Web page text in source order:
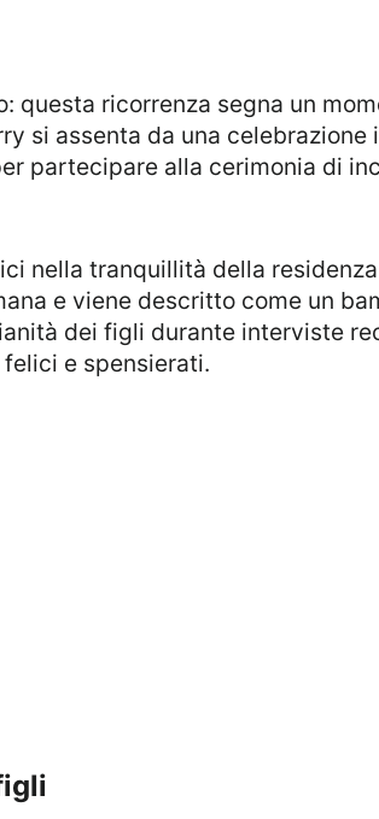
si assenta da una
partecipare alla cerimonia di
e viene descritto come un
dei figli durante interviste
e spensierati.